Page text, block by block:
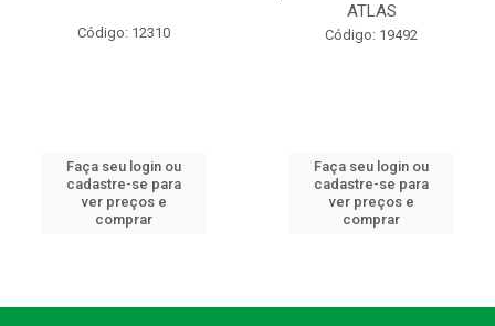
Código: 12310
Faça seu login ou
cadastre-se para
ver preços e
comprar
ATLAS
Código: 19492
Faça seu login ou
cadastre-se para
ver preços e
comprar